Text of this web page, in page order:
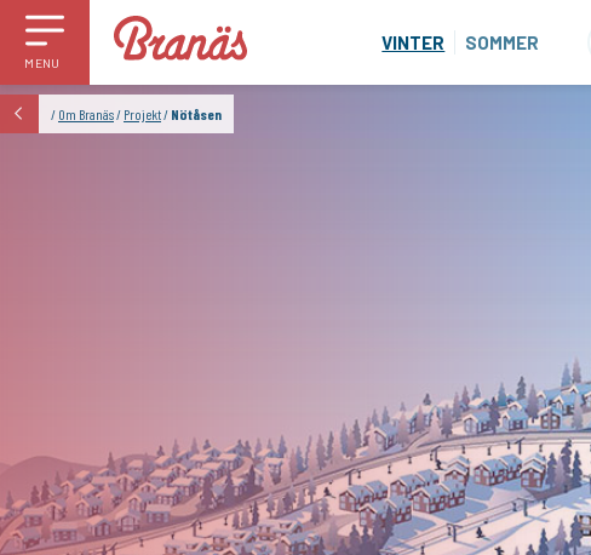
MENU
/ Om Branäs/ Projekt/ Nötåsen
VINTER SOMMER